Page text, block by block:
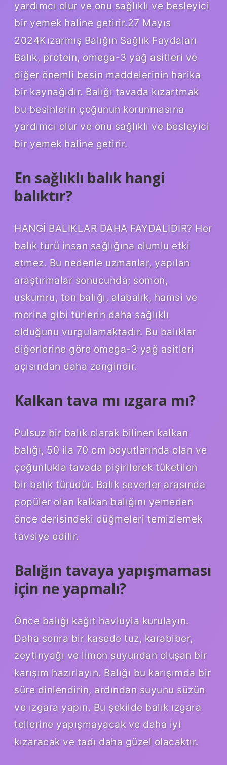
yardımcı olur ve onu sağlıklı ve besleyici
bir yemek haline getirir.27 Mayıs
2024Kızarmış Balığın Sağlık Faydaları
Balık, protein, omega-3 yağ asitleri ve
diğer önemli besin maddelerinin harika
bir kaynağıdır. Balığı tavada kızartmak
bu besinlerin çoğunun korunmasına
yardımcı olur ve onu sağlıklı ve besleyici
bir yemek haline getirir.
En sağlıklı balık hangi
balıktır?
HANGİ BALIKLAR DAHA FAYDALIDIR? Her
balık türü insan sağlığına olumlu etki
etmez. Bu nedenle uzmanlar, yapılan
araştırmalar sonucunda; somon,
uskumru, ton balığı, alabalık, hamsi ve
morina gibi türlerin daha sağlıklı
olduğunu vurgulamaktadır. Bu balıklar
diğerlerine göre omega-3 yağ asitleri
açısından daha zengindir.
Kalkan tava mı ızgara mı?
Pulsuz bir balık olarak bilinen kalkan
balığı, 50 ila 70 cm boyutlarında olan ve
çoğunlukla tavada pişirilerek tüketilen
bir balık türüdür. Balık severler arasında
popüler olan kalkan balığını yemeden
önce derisindeki düğmeleri temizlemek
tavsiye edilir.
Balığın tavaya yapışmaması
için ne yapmalı?
Önce balığı kağıt havluyla kurulayın.
Daha sonra bir kasede tuz, karabiber,
zeytinyağı ve limon suyundan oluşan bir
karışım hazırlayın. Balığı bu karışımda bir
süre dinlendirin, ardından suyunu süzün
ve ızgara yapın. Bu şekilde balık ızgara
tellerine yapışmayacak ve daha iyi
kızaracak ve tadı daha güzel olacaktır.